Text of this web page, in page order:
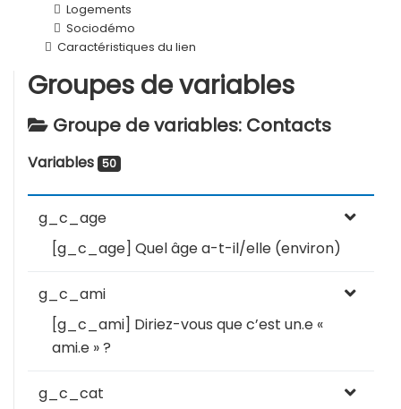
Logements
Sociodémo
Caractéristiques du lien
Groupes de variables
Groupe de variables: Contacts
Variables 50
g_c_age
[g_c_age] Quel âge a-t-il/elle (environ)
g_c_ami
[g_c_ami] Diriez-vous que c’est un.e «
ami.e » ?
g_c_cat